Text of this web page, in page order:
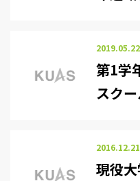
2019.05.22
第1学
スクー
2016.12.21
現役